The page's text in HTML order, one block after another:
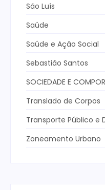
São Luís
Saúde
Saúde e Ação Social
Sebastião Santos
SOCIEDADE E
Translado de Corpos
Transporte Público e
Zoneamento Urbano